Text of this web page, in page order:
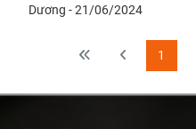
Dương - 21/06/2024
1